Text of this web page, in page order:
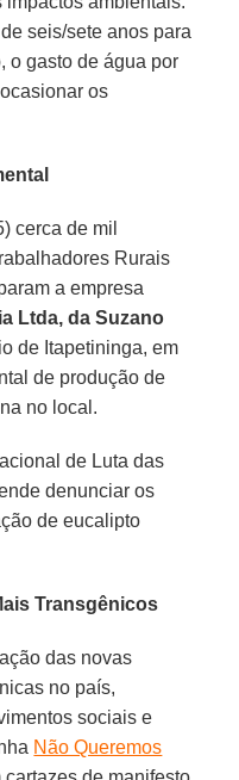
seis/sete anos para
o gasto de água por
os
cerca de mil
Rurais
a empresa
Ltda, da Suzano
de Itapetininga, em
de produção de
no local.
de Luta das
denunciar os
de eucalipto
Transgênicos
das novas
no país,
sociais e
Não Queremos